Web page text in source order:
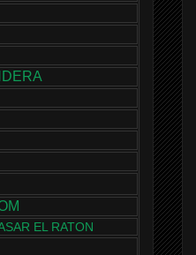
EL RATON